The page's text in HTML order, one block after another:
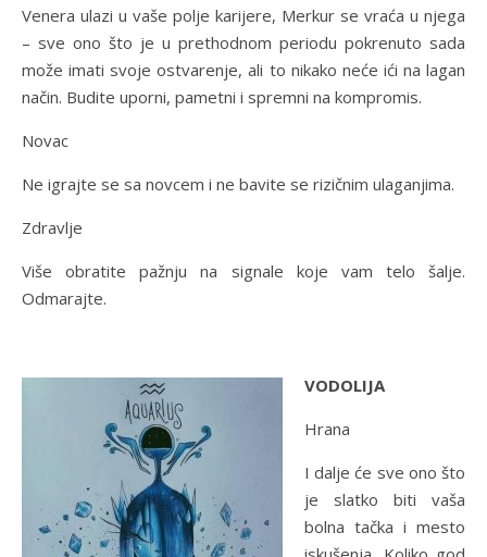
Venera ulazi u vaše polje karijere, Merkur se vraća u njega
– sve ono što je u prethodnom periodu pokrenuto sada
može imati svoje ostvarenje, ali to nikako neće ići na lagan
način. Budite uporni, pametni i spremni na kompromis.
Novac
Ne igrajte se sa novcem i ne bavite se rizičnim ulaganjima.
Zdravlje
Više obratite pažnju na signale koje vam telo šalje.
Odmarajte.
VODOLIJA
Hrana
I dalje će sve ono što
je slatko biti vaša
bolna tačka i mesto